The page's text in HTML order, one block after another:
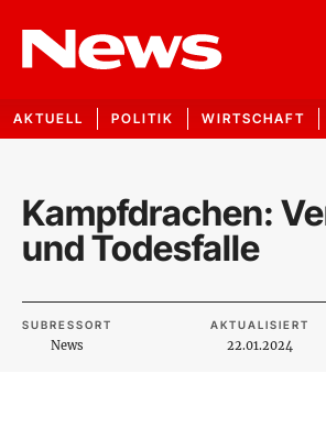
AKTUELL POLITIK WIRTSCHAFT
Kampfdrachen:
und Todesfalle
SUBRESSORT
News
AKTUALISIERT
22.01.2024